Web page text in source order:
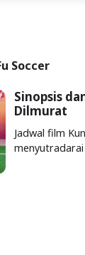
Soccer
Sinopsis
Dilmurat
Jadwal film